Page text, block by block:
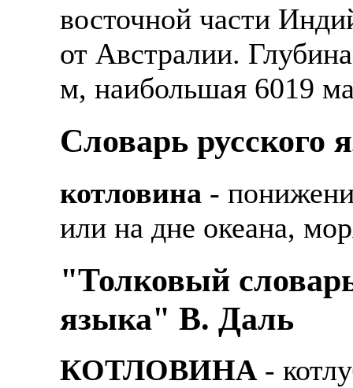
восточной части
от Австралии.
м, наибольшая 6019
Словарь
котловина -
или на дне океана,
"Толковый
языка" В. Даль
КОТЛОВИНА-